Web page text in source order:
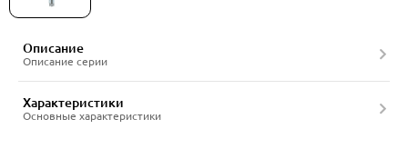
Описание
Описание серии
Характеристики
Основные характеристики